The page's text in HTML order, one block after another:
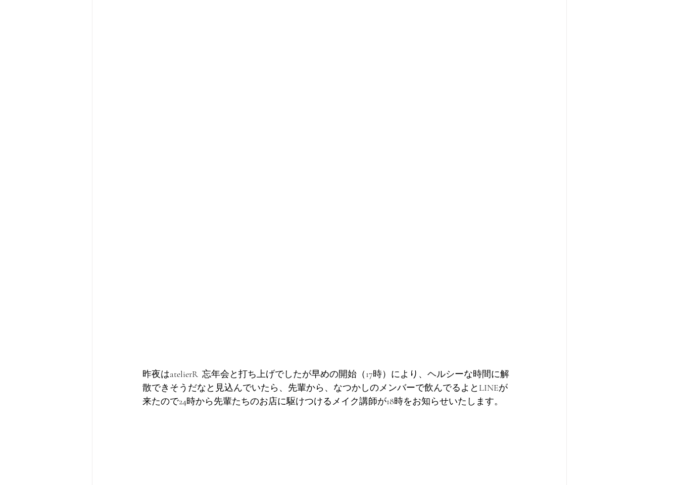
昨夜はatelierR  忘年会と打ち上げでしたが早めの開始（17時）により、ヘルシーな時間に解
散できそうだなと見込んでいたら、先輩から、なつかしのメンバーで飲んでるよとLINEが
来たので24時から先輩たちのお店に駆けつけるメイク講師が18時をお知らせいたします。